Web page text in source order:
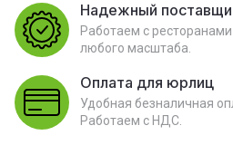
Надежный
Работаем с
любого масштаба.
Оплата для юрлиц
Удобная безналичная
Работаем с НДС.